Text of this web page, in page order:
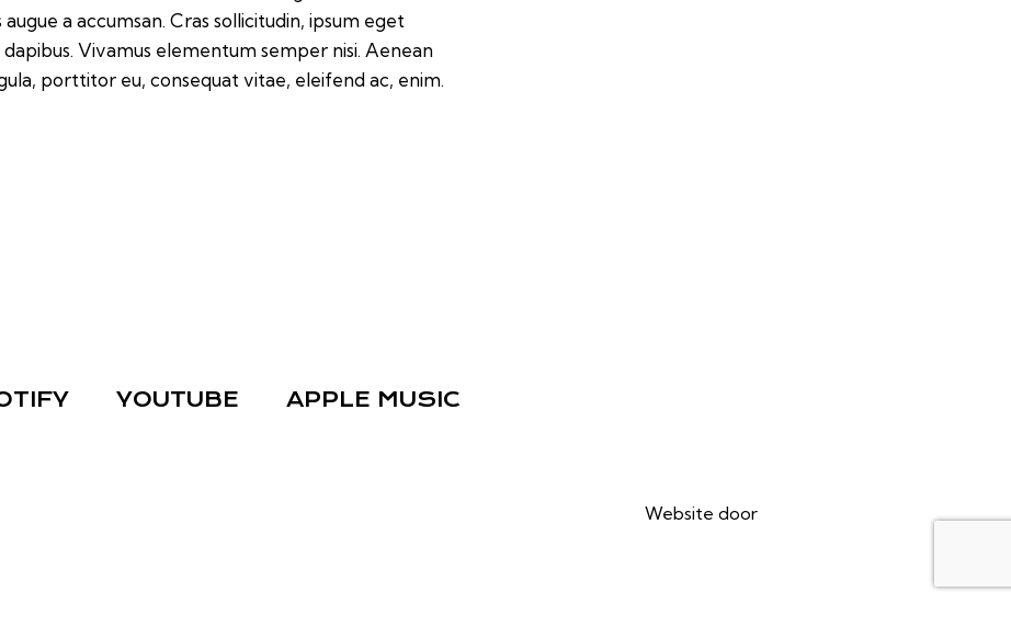
a accumsan. Cras sollicitudin, ipsum eget
Vivamus elementum semper nisi. Aenean
porttitor eu, consequat vitae, eleifend ac, enim.
YOUTUBE APPLE MUSIC
Website door